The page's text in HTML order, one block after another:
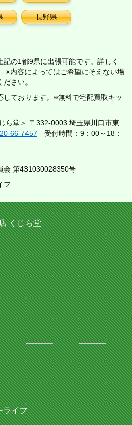
長野県
の1都9県に出張可能です。詳しく
※内容によってはご希望にそえない場
さい。
ております。※無料で宅配買取キッ
ら堂＞ 〒332-0003 埼玉県川口市東
66-7457 受付時間：9：00～18：
第431030028350号
フ
くじら堂
ライフ